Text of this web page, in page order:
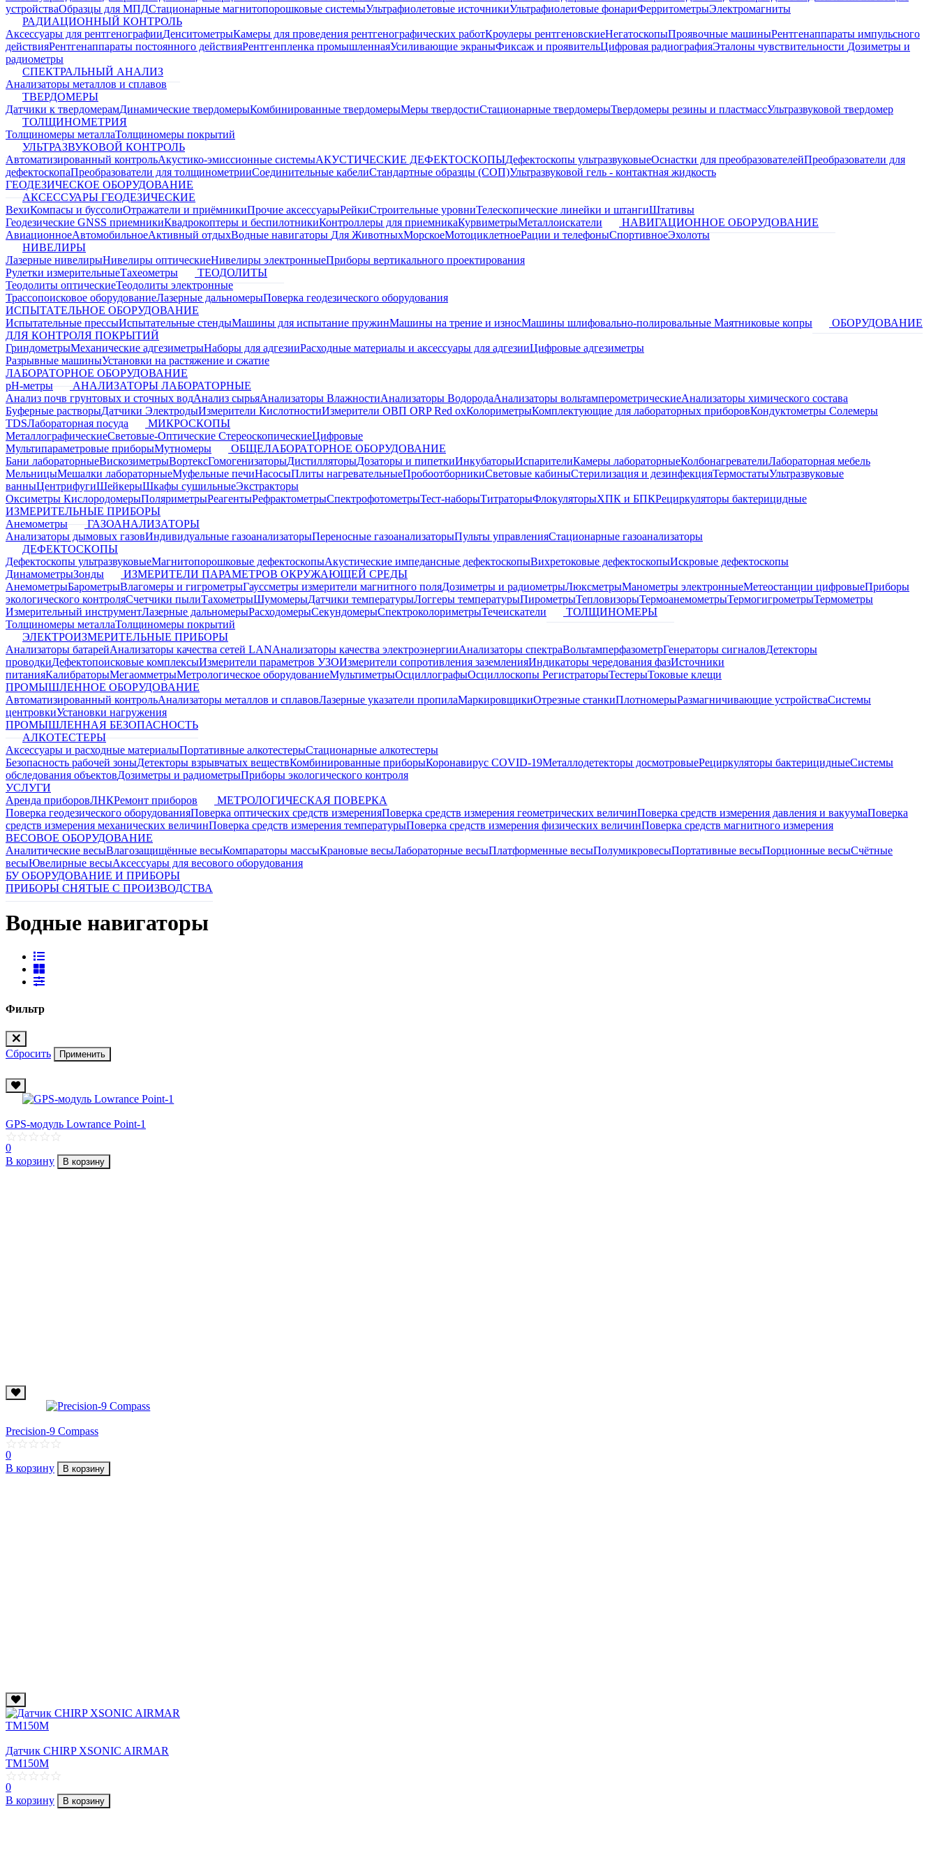
устройстваОбразцы для МПДСтационарные магнитопорошковые системыУльтрафиолетовые источникиУльтрафиолетовые фонариФерритометрыЭлектромагниты
РАДИАЦИОННЫЙ КОНТРОЛЬ
Аксессуары для рентгенографииДенситометрыКамеры для проведения рентгенографических работКроулеры рентгеновскиеНегатоскопыПроявочные машиныРентгенаппараты импульсного
действияРентгенаппараты постоянного действияРентгенпленка промышленнаяУсиливающие экраныФиксаж и проявительЦифровая радиографияЭталоны чувствительности Дозиметры и
радиометры
СПЕКТРАЛЬНЫЙ АНАЛИЗ
Анализаторы металлов и сплавов
ТВЕРДОМЕРЫ
Датчики к твердомерамДинамические твердомерыКомбинированные твердомерыМеры твердостиСтационарные твердомерыТвердомеры резины и пластмассУльтразвуковой твердомер
ТОЛЩИНОМЕТРИЯ
Толщиномеры металлаТолщиномеры покрытий
УЛЬТРАЗВУКОВОЙ КОНТРОЛЬ
Автоматизированный контрольАкустико-эмиссионные системыАКУСТИЧЕСКИЕ ДЕФЕКТОСКОПЫДефектоскопы ультразвуковыеОснастки для преобразователейПреобразователи для
дефектоскопаПреобразователи для толщинометрииСоединительные кабелиСтандартные образцы (СОП)Ультразвуковой гель - контактная жидкость
ГЕОДЕЗИЧЕСКОЕ ОБОРУДОВАНИЕ
АКСЕССУАРЫ ГЕОДЕЗИЧЕСКИЕ
ВехиКомпасы и буссолиОтражатели и приёмникиПрочие аксессуарыРейкиСтроительные уровниТелескопические линейки и штангиШтативы
Геодезические GNSS приемникиКвадрокоптеры и беспилотникиКонтроллеры для приемникаКурвиметрыМеталлоискатели
НАВИГАЦИОННОЕ ОБОРУДОВАНИЕ
АвиационноеАвтомобильноеАктивный отдыхВодные навигаторы Для ЖивотныхМорскоеМотоциклетноеРации и телефоныСпортивноеЭхолоты
НИВЕЛИРЫ
Лазерные нивелирыНивелиры оптическиеНивелиры электронныеПриборы вертикального проектирования
Рулетки измерительныеТахеометры
ТЕОДОЛИТЫ
Теодолиты оптическиеТеодолиты электронные
Трассопоисковое оборудованиеЛазерные дальномерыПоверка геодезического оборудования
ИСПЫТАТЕЛЬНОЕ ОБОРУДОВАНИЕ
Испытательные прессыИспытательные стендыМашины для испытание пружинМашины на трение и износМашины шлифовально-полировальные Маятниковые копры
ОБОРУДОВАНИЕ
ДЛЯ КОНТРОЛЯ ПОКРЫТИЙ
ГриндометрыМеханические адгезиметрыНаборы для адгезииРасходные материалы и аксессуары для адгезииЦифровые адгезиметры
Разрывные машиныУстановки на растяжение и сжатие
ЛАБОРАТОРНОЕ ОБОРУДОВАНИЕ
pH-метры
АНАЛИЗАТОРЫ ЛАБОРАТОРНЫЕ
Анализ почв грунтовых и сточных водАнализ сырьяАнализаторы ВлажностиАнализаторы ВодородаАнализаторы вольтамперометрическиеАнализаторы химического состава
Буферные растворыДатчики ЭлектродыИзмерители КислотностиИзмерители ОВП ORP Red oxКолориметрыКомплектующие для лабораторных приборовКондуктометры Солемеры
TDSЛабораторная посуда
МИКРОСКОПЫ
МеталлографическиеСветовые-ОптическиеСтереоскопическиеЦифровые
Мультипараметровые приборыМутномеры
ОБЩЕЛАБОРАТОРНОЕ ОБОРУДОВАНИЕ
Бани лабораторныеВискозиметрыВортексГомогенизаторыДистилляторыДозаторы и пипеткиИнкубаторыИспарителиКамеры лабораторныеКолбонагревателиЛабораторная мебель
МельницыМешалки лабораторныеМуфельные печиНасосыПлиты нагревательныеПробоотборникиСветовые кабиныСтерилизация и дезинфекцияТермостатыУльтразвуковые
ванныЦентрифугиШейкерыШкафы сушильныеЭкстракторы
Оксиметры КислородомерыПоляриметрыРеагентыРефрактометрыСпектрофотометрыТест-наборыТитраторыФлокуляторыХПК и БПКРециркуляторы бактерицидные
ИЗМЕРИТЕЛЬНЫЕ ПРИБОРЫ
Анемометры
ГАЗОАНАЛИЗАТОРЫ
Анализаторы дымовых газовИндивидуальные газоанализаторыПереносные газоанализаторыПульты управленияСтационарные газоанализаторы
ДЕФЕКТОСКОПЫ
Дефектоскопы ультразвуковыеМагнитопорошковые дефектоскопыАкустические импедансные дефектоскопыВихретоковые дефектоскопыИскровые дефектоскопы
ДинамометрыЗонды
ИЗМЕРИТЕЛИ ПАРАМЕТРОВ ОКРУЖАЮЩЕЙ СРЕДЫ
АнемометрыБарометрыВлагомеры и гигрометрыГауссметры измерители магнитного поляДозиметры и радиометрыЛюксметрыМанометры электронныеМетеостанции цифровыеПриборы
экологического контроляСчетчики пылиТахометрыШумомерыДатчики температурыЛоггеры температурыПирометрыТепловизорыТермоанемометрыТермогигрометрыТермометры
Измерительный инструментЛазерные дальномерыРасходомерыСекундомерыСпектроколориметрыТечеискатели
ТОЛЩИНОМЕРЫ
Толщиномеры металлаТолщиномеры покрытий
ЭЛЕКТРОИЗМЕРИТЕЛЬНЫЕ ПРИБОРЫ
Анализаторы батарейАнализаторы качества сетей LANАнализаторы качества электроэнергииАнализаторы спектраВольтамперфазометрГенераторы сигналовДетекторы
проводкиДефектопоисковые комплексыИзмерители параметров УЗОИзмерители сопротивления заземленияИндикаторы чередования фазИсточники
питанияКалибраторыМегаомметрыМетрологическое оборудованиеМультиметрыОсциллографыОсциллоскопы РегистраторыТестерыТоковые клещи
ПРОМЫШЛЕННОЕ ОБОРУДОВАНИЕ
Автоматизированный контрольАнализаторы металлов и сплавовЛазерные указатели пропилаМаркировщикиОтрезные станкиПлотномерыРазмагничивающие устройстваСистемы
центровкиУстановки нагружения
ПРОМЫШЛЕННАЯ БЕЗОПАСНОСТЬ
АЛКОТЕСТЕРЫ
Аксессуары и расходные материалыПортативные алкотестерыСтационарные алкотестеры
Безопасность рабочей зоныДетекторы взрывчатых веществКомбинированные приборыКоронавирус COVID-19Металлодетекторы досмотровыеРециркуляторы бактерицидныеСистемы
обследования объектовДозиметры и радиометрыПриборы экологического контроля
УСЛУГИ
Аренда приборовЛНКРемонт приборов
МЕТРОЛОГИЧЕСКАЯ ПОВЕРКА
Поверка геодезического оборудованияПоверка оптических средств измеренияПоверка средств измерения геометрических величинПоверка средств измерения давления и вакуумаПоверка
средств измерения механических величинПоверка средств измерения температурыПоверка средств измерения физических величинПоверка средств магнитного измерения
ВЕСОВОЕ ОБОРУДОВАНИЕ
Аналитические весыВлагозащищённые весыКомпараторы массыКрановые весыЛабораторные весыПлатформенные весыПолумикровесыПортативные весыПорционные весыСчётные
весыЮвелирные весыАксессуары для весового оборудования
БУ ОБОРУДОВАНИЕ И ПРИБОРЫ
ПРИБОРЫ СНЯТЫЕ С ПРОИЗВОДСТВА
Водные навигаторы
Фильтр
Сбросить Применить
GPS-модуль Lowrance Point-1
0
В корзину
В корзину
Precision-9 Compass
0
В корзину
В корзину
Датчик CHIRP XSONIC AIRMAR
TM150M
0
В корзину
В корзину